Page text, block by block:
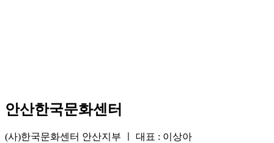
안산한국문화센터
(사)한국문화센터 안산지부 ㅣ 대표 : 이상아